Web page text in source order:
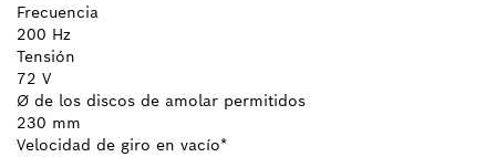
Frecuencia
200 Hz
Tensión
72 V
Ø de los discos de amolar permitidos
230 mm
Velocidad de giro en vacío*